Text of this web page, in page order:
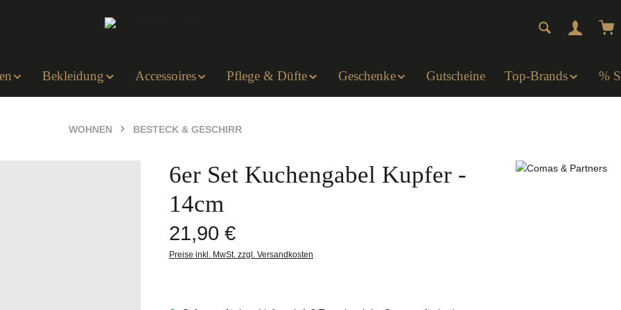
Bekleidung Accessoires Pflege & Düfte Geschenke Gutscheine Top-Brands %
WOHNEN BESTECK & GESCHIRR
6er Set Kuchengabel Kupfer -
14cm
Regulärer Preis:
21,90 €
Preise inkl. MwSt. zzgl. Versandkosten